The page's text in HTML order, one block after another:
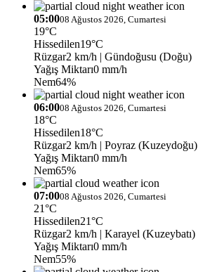
05:0008 Ağustos 2026, Cumartesi
19°C
Hissedilen19°C
Rüzgar2 km/h | Gündoğusu (Doğu)
Yağış Miktarı0 mm/h
Nem64%
06:0008 Ağustos 2026, Cumartesi
18°C
Hissedilen18°C
Rüzgar2 km/h | Poyraz (Kuzeydoğu)
Yağış Miktarı0 mm/h
Nem65%
07:0008 Ağustos 2026, Cumartesi
21°C
Hissedilen21°C
Rüzgar2 km/h | Karayel (Kuzeybatı)
Yağış Miktarı0 mm/h
Nem55%